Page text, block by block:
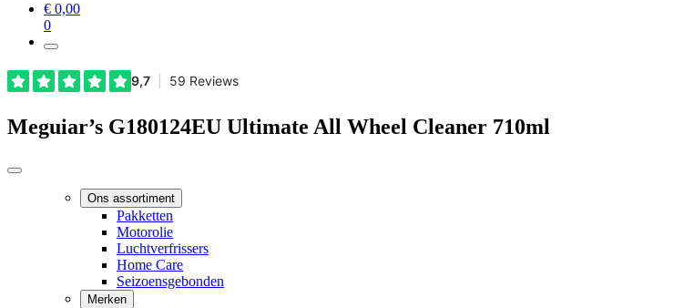
€ 0,00
0
Meguiar’s G180124EU Ultimate All Wheel Cleaner 710ml
Ons assortiment
Pakketten
Motorolie
Luchtverfrissers
Home Care
Seizoensgebonden
Merken